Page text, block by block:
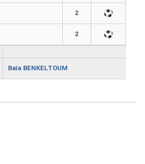
2
2
Baïa BENKELTOUM